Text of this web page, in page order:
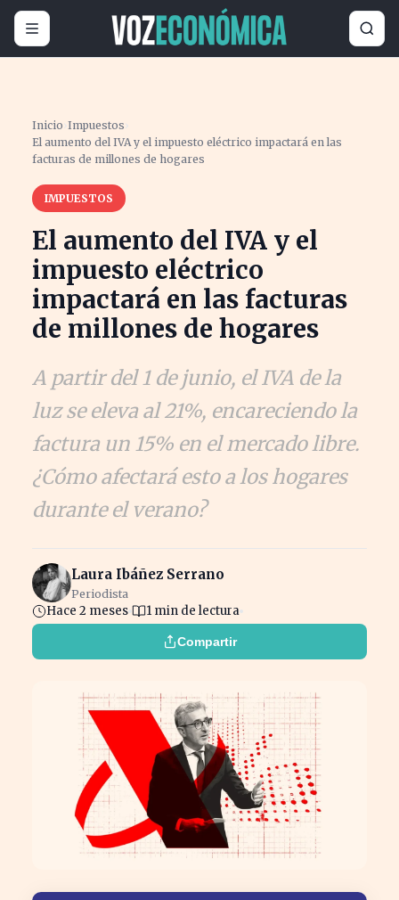
Inicio ›Impuestos ›
El aumento del IVA y el impuesto eléctrico impactará en las
facturas de millones de hogares
IMPUESTOS
El aumento del IVA y el
impuesto eléctrico
impactará en las facturas
de millones de hogares
A partir del 1 de junio, el IVA de la
luz se eleva al 21%, encareciendo la
factura un 15% en el mercado libre.
¿Cómo afectará esto a los hogares
durante el verano?
Laura Ibáñez Serrano
Periodista
Hace 2 meses 1 min de lectura
Compartir